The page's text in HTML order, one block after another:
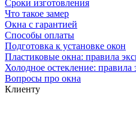
Сроки изготовления
Что такое замер
Окна с гарантией
Способы оплаты
Подготовка к установке окон
Пластиковые окна: правила
Холодное остекление: правила
Вопросы про окна
Клиенту